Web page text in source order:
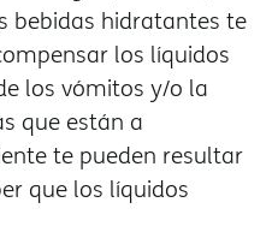
bebidas hidratantes te
los líquidos
los vómitos y/o la
que están a
te pueden resultar
que los líquidos